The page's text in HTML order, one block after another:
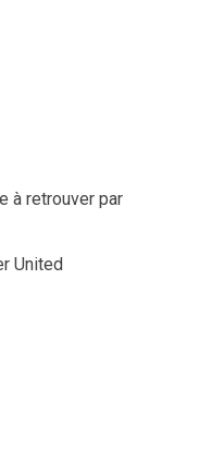
à retrouver par
United